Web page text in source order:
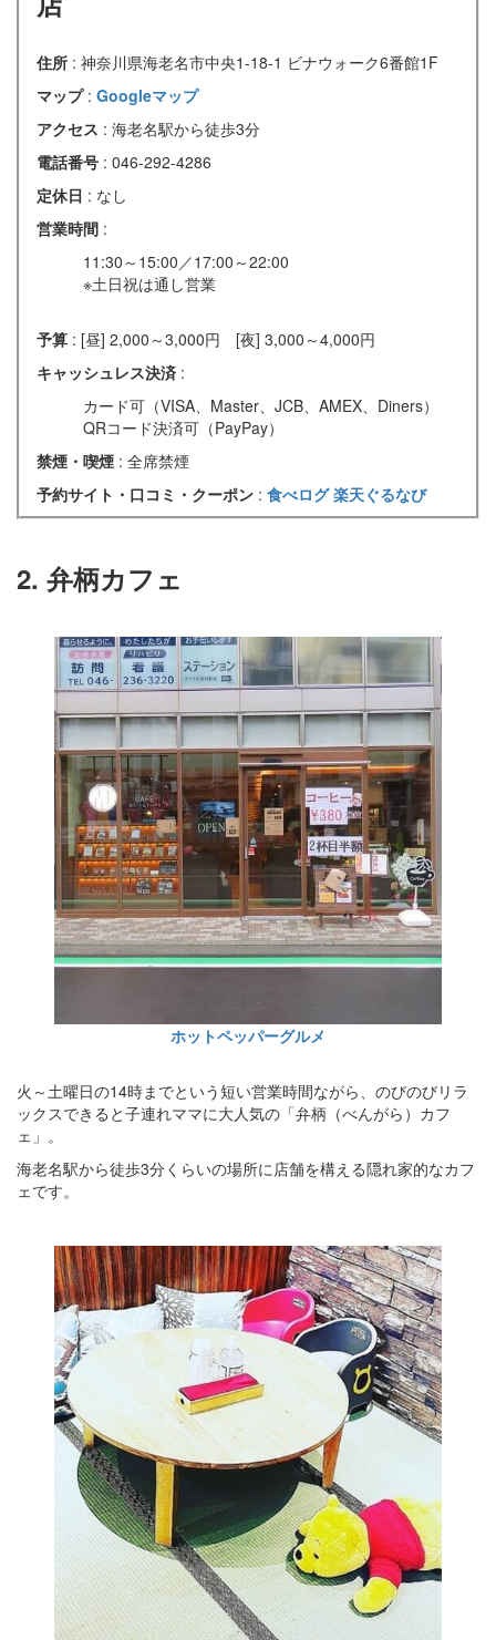
住所 : 神奈川県海老名市中央1-18-1 ビナウォーク6番館1F
マップ : Googleマップ
アクセス : 海老名駅から徒歩3分
電話番号 : 046-292-4286
定休日 : なし
営業時間 :
11:30～15:00／17:00～22:00
※土日祝は通し営業
予算 : [昼] 2,000～3,000円 [夜] 3,000～4,000円
キャッシュレス決済 :
カード可（VISA、Master、JCB、AMEX、Diners）
QRコード決済可（PayPay）
禁煙・喫煙 : 全席禁煙
予約サイト・口コミ・クーポン : 食べログ楽天ぐるなび
2. 弁柄カフェ
ホットペッパーグルメ
火～土曜日の14時までという短い営業時間ながら、のびのびリラ
ックスできると子連れママに大人気の「弁柄（べんがら）カフ
ェ」。
海老名駅から徒歩3分くらいの場所に店舗を構える隠れ家的なカフ
ェです。